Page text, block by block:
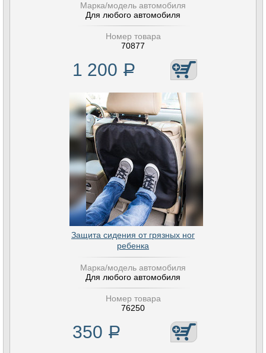
Марка/модель автомобиля
Для любого автомобиля
Номер товара
70877
1 200 Р
Защита сидения от грязных ног
ребенка
Марка/модель автомобиля
Для любого автомобиля
Номер товара
76250
350 Р